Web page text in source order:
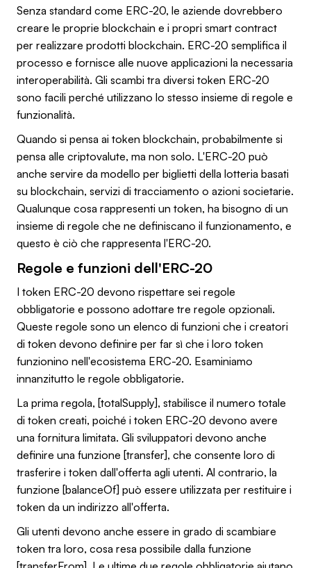
Senza standard come ERC-20, le aziende dovrebbero
creare le proprie blockchain e i propri smart contract
per realizzare prodotti blockchain. ERC-20 semplifica il
processo e fornisce alle nuove applicazioni la necessaria
interoperabilità. Gli scambi tra diversi token ERC-20
sono facili perché utilizzano lo stesso insieme di regole e
funzionalità.
Quando si pensa ai token blockchain, probabilmente si
pensa alle criptovalute, ma non solo. L'ERC-20 può
anche servire da modello per biglietti della lotteria basati
su blockchain, servizi di tracciamento o azioni societarie.
Qualunque cosa rappresenti un token, ha bisogno di un
insieme di regole che ne definiscano il funzionamento, e
questo è ciò che rappresenta l'ERC-20.
Regole e funzioni dell'ERC-20
I token ERC-20 devono rispettare sei regole
obbligatorie e possono adottare tre regole opzionali.
Queste regole sono un elenco di funzioni che i creatori
di token devono definire per far sì che i loro token
funzionino nell'ecosistema ERC-20. Esaminiamo
innanzitutto le regole obbligatorie.
La prima regola, [totalSupply], stabilisce il numero totale
di token creati, poiché i token ERC-20 devono avere
una fornitura limitata. Gli sviluppatori devono anche
definire una funzione [transfer], che consente loro di
trasferire i token dall'offerta agli utenti. Al contrario, la
funzione [balanceOf] può essere utilizzata per restituire i
token da un indirizzo all'offerta.
Gli utenti devono anche essere in grado di scambiare
token tra loro, cosa resa possibile dalla funzione